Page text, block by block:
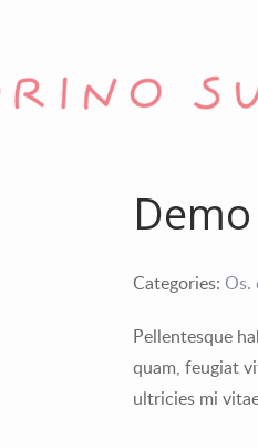
Categories: Os.
Pellentesque
quam, feugiat
ultricies mi